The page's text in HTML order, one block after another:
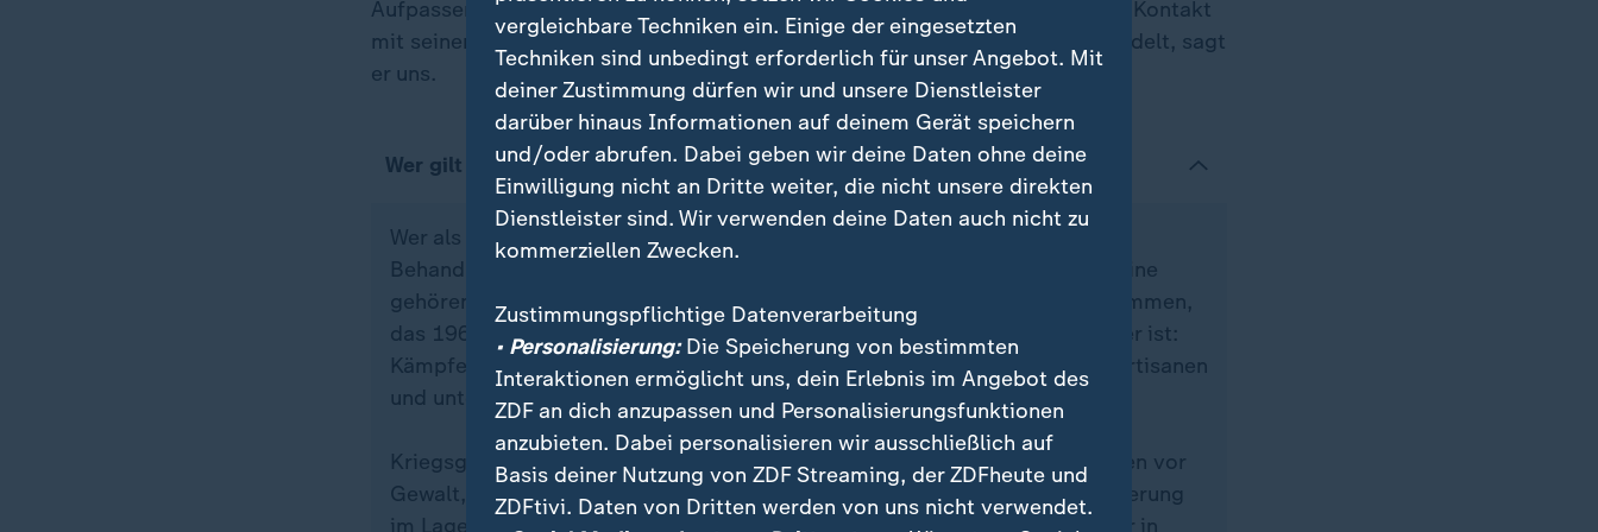
Aufpassern statt. Andrij ist seit 16 Monaten in Kriegsgefangenschaft. Er hat Kontakt
mit seiner Mutter, die Briefe laufen über das Rote Kreuz. Er werde gut behandelt, sagt
er uns.
Wer gilt als Kriegsgefangener?
Wer als Kriegsgefangener gilt, regelt das Dritte Genfer Abkommen zur
Behandlung von Kriegsgefangenen von 1949. Auch Russland und die Ukraine
gehören zu den Unterzeichnern. Es ist ein völkerrechtlich bindendes Abkommen,
das 196 Staaten unterschrieben haben. Es regelt, wer ein Kriegsgefangener ist:
Kämpfende, die in die Gewalt des Feindes fallen. Das können Soldaten, Partisanen
und unter Umständen auch Zivilisten sein.
Kriegsgefangene müssen mit Menschlichkeit behandelt werden. Sie müssen vor
Gewalt, Erniedrigung und Zurschaustellung geschützt werden. Eine Internierung
im Lager ist möglich - sie dürfen allerdings nicht in Zellen eingesperrt oder in
vergleichbare Techniken ein. Einige der eingesetzten
Techniken sind unbedingt erforderlich für unser Angebot. Mit
deiner Zustimmung dürfen wir und unsere Dienstleister
darüber hinaus Informationen auf deinem Gerät speichern
und/oder abrufen. Dabei geben wir deine Daten ohne deine
Einwilligung nicht an Dritte weiter, die nicht unsere direkten
Dienstleister sind. Wir verwenden deine Daten auch nicht zu
kommerziellen Zwecken.
Zustimmungspflichtige Datenverarbeitung
• Personalisierung:Die Speicherung von bestimmten
Interaktionen ermöglicht uns, dein Erlebnis im Angebot des
ZDF an dich anzupassen und Personalisierungsfunktionen
anzubieten. Dabei personalisieren wir ausschließlich auf
Basis deiner Nutzung von ZDF Streaming, der ZDFheute und
ZDFtivi. Daten von Dritten werden von uns nicht verwendet.